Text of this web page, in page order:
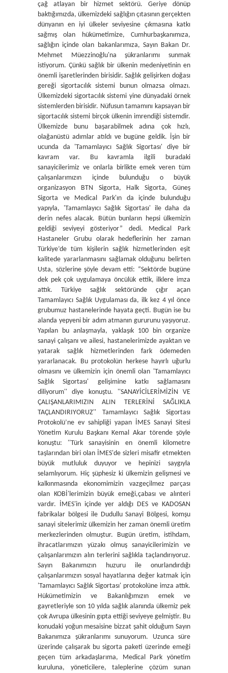
çağ atlayan bir hizmet sektörü. Geriye dönüp
baktığımızda, ülkemizdeki sağlığın çıtasının gerçekten
dünyanın en iyi ülkeler seviyesine çıkmasına katkı
sağmış olan hükümetimize, Cumhurbaşkanımıza,
sağlığın içinde olan bakanlarımıza, Sayın Bakan Dr.
Mehmet Müezzinoğlu'na şükranlarımı sunmak
istiyorum. Çünkü sağlık bir ülkenin medeniyetinin en
önemli işaretlerinden birisidir. Sağlık gelişirken doğası
gereği sigortacılık sistemi bunun olmazsa olmazı.
Ülkemizdeki sigortacılık sistemi yine dünyadaki örnek
sistemlerden birisidir. Nüfusun tamamını kapsayan bir
sigortacılık sistemi birçok ülkenin imrendiği sistemdir.
Ülkemizde bunu başarabilmek adına çok hızlı,
olağanüstü adımlar atıldı ve bugüne geldik. İşin bir
ucunda da 'Tamamlayıcı Sağlık Sigortası' diye bir
kavram var. Bu kavramla ilgili buradaki
sanayicilerimiz ve onlarla birlikte emek veren tüm
çalışanlarımızın içinde bulunduğu o büyük
organizasyon BTN Sigorta, Halk Sigorta, Güneş
Sigorta ve Medical Park'ın da içinde bulunduğu
yapıyla, 'Tamamlayıcı Sağlık Sigortası' ile daha da
derin nefes alacak. Bütün bunların hepsi ülkemizin
geldiği seviyeyi gösteriyor” dedi. Medical Park
Hastaneler Grubu olarak hedeflerinin her zaman
Türkiye’de tüm kişilerin sağlık hizmetlerinden eşit
kalitede yararlanmasını sağlamak olduğunu belirten
Usta, sözlerine şöyle devam etti: “Sektörde bugüne
dek pek çok uygulamaya öncülük ettik, ilklere imza
attık. Türkiye sağlık sektöründe çığır açan
Tamamlayıcı Sağlık Uygulaması da, ilk kez 4 yıl önce
grubumuz hastanelerinde hayata geçti. Bugün ise bu
alanda yepyeni bir adım atmanın gururunu yaşıyoruz.
Yapılan bu anlaşmayla, yaklaşık 100 bin organize
sanayi çalışanı ve ailesi, hastanelerimizde ayaktan ve
yatarak sağlık hizmetlerinden fark ödemeden
yararlanacak. Bu protokolün herkese hayırlı uğurlu
olmasını ve ülkemizin için önemli olan 'Tamamlayıcı
Sağlık Sigortası' gelişimine katkı sağlamasını
diliyorum'' diye konuştu. ''SANAYİCİLERİMİZİN VE
ÇALIŞANLARIMIZIN ALIN TERLERİNİ SAĞLIKLA
TAÇLANDIRIYORUZ'' Tamamlayıcı Sağlık Sigortası
Protokolü’ne ev sahipliği yapan İMES Sanayi Sitesi
Yönetim Kurulu Başkanı Kemal Akar törende şöyle
konuştu: ''Türk sanayisinin en önemli kilometre
taşlarından biri olan İMES'de sizleri misafir etmekten
büyük mutluluk duyuyor ve hepinizi saygıyla
selamlıyorum. Hiç şüphesiz ki ülkemizin gelişmesi ve
kalkınmasında ekonomimizin vazgeçilmez parçası
olan KOBİ'lerimizin büyük emeği,çabası ve alınteri
vardır. İMES'in içinde yer aldığı DES ve KADOSAN
fabrikalar bölgesi ile Dudullu Sanayi Bölgesi, komşu
sanayi sitelerimiz ülkemizin her zaman önemli üretim
merkezlerinden olmuştur. Bugün üretim, istihdam,
ihracatlarımızın yüzakı olmuş sanayicilerimizin ve
çalışanlarımızın alın terlerini sağlıkla taçlandırıyoruz.
Sayın Bakanımızın huzuru ile onurlandırdığı
çalışanlarımızın sosyal hayatlarına değer katmak için
'Tamamlayıcı Sağlık Sigortası' protokolüne imza attık.
Hükümetimizin ve Bakanlığımızın emek ve
gayretleriyle son 10 yılda sağlık alanında ülkemiz pek
çok Avrupa ülkesinin gıpta ettiği seviyeye gelmiştir. Bu
konudaki yoğun mesaisine bizzat şahit olduğum Sayın
Bakanımıza şükranlarımı sunuyorum. Uzunca süre
üzerinde çalışarak bu sigorta paketi üzerinde emeği
geçen tüm arkadaşlarıma, Medical Park yönetim
kuruluna, yöneticilere, taleplerine çözüm sunan